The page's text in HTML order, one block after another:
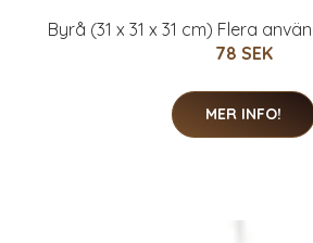
Byrå (31 x 31 x 31 cm) Flera
78 SEK
MER INFO!